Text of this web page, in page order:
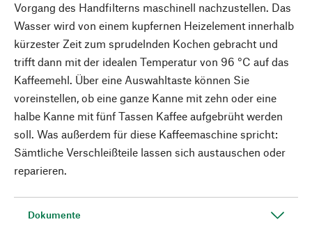
Vorgang des Handfilterns maschinell nachzustellen. Das
Wasser wird von einem kupfernen Heizelement innerhalb
kürzester Zeit zum sprudelnden Kochen gebracht und
trifft dann mit der idealen Temperatur von 96 °C auf das
Kaffeemehl. Über eine Auswahltaste können Sie
voreinstellen, ob eine ganze Kanne mit zehn oder eine
halbe Kanne mit fünf Tassen Kaffee aufgebrüht werden
soll. Was außerdem für diese Kaffeemaschine spricht:
Sämtliche Verschleißteile lassen sich austauschen oder
reparieren.
Dokumente